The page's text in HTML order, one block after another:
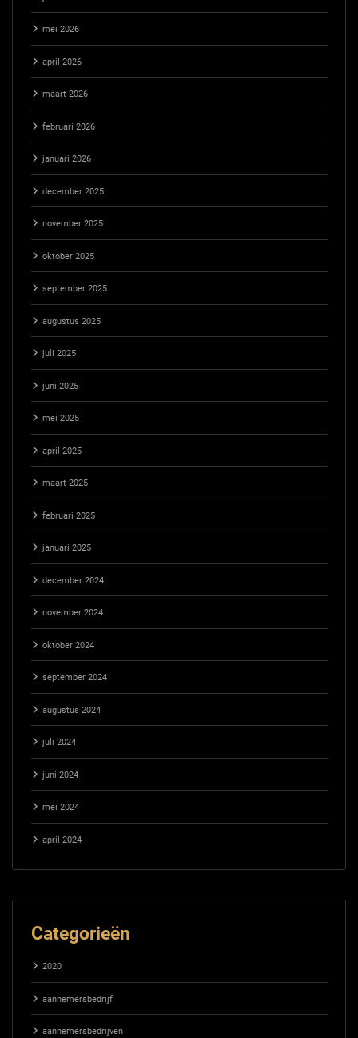
mei 2026
april 2026
maart 2026
februari 2026
januari 2026
december 2025
november 2025
oktober 2025
september 2025
augustus 2025
juli 2025
juni 2025
mei 2025
april 2025
maart 2025
februari 2025
januari 2025
december 2024
november 2024
oktober 2024
september 2024
augustus 2024
juli 2024
juni 2024
mei 2024
april 2024
Categorieën
2020
aannemersbedrijf
aannemersbedrijven